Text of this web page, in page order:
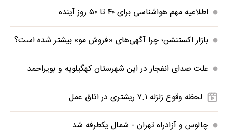
اطلاعیه مهم هواشناسی برای ۴۰ تا ۵۰ روز آینده
بازار اکستنشن؛ چرا آگهی‌های «فروش مو» بیشتر شده است؟
علت صدای انفجار در این شهرستان کهگیلویه و بویراحمد
لحظه وقوع زلزله ۷.۱ ریشتری در اتاق عمل
چالوس و آزادراه تهران - شمال یکطرفه شد